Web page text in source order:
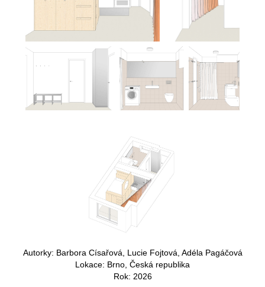
Autorky: Barbora Císařová, Lucie Fojtová, Adéla Pagáčová
Lokace: Brno, Česká republika
Rok: 2026